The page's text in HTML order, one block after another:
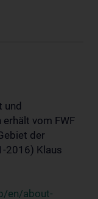
und
vom FWF
der
2016) Klaus
en/about-